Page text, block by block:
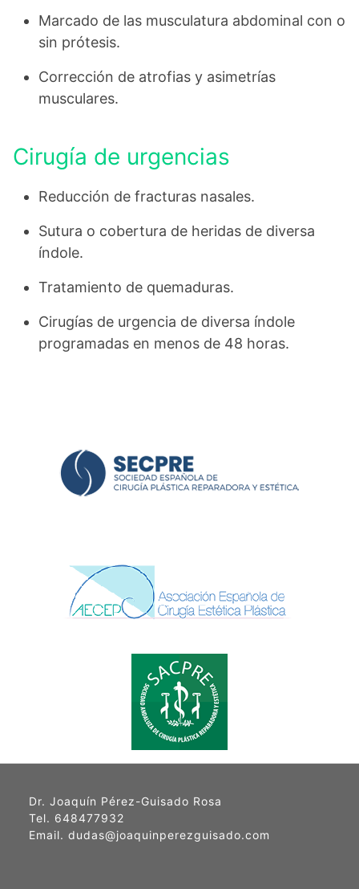
Marcado de las musculatura abdominal con o
sin prótesis.
Corrección de atrofias y asimetrías
musculares.
Cirugía de urgencias
Reducción de fracturas nasales.
Sutura o cobertura de heridas de diversa
índole.
Tratamiento de quemaduras.
Cirugías de urgencia de diversa índole
programadas en menos de 48 horas.
Dr. Joaquín Pérez-Guisado Rosa
Tel. 648477932
Email. dudas@joaquinperezguisado.com